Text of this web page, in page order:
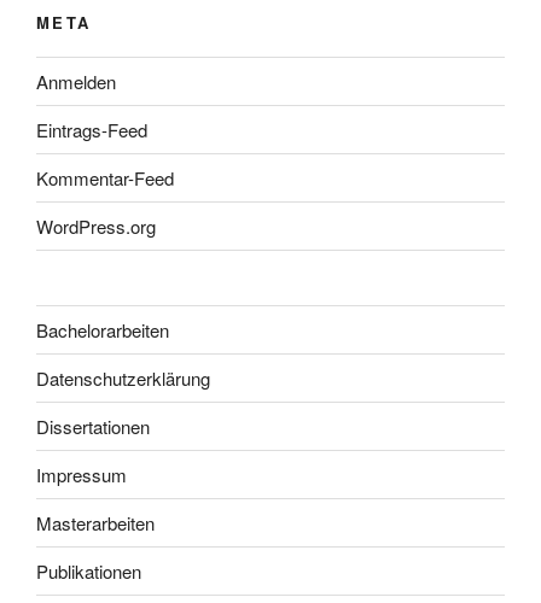
META
Anmelden
Eintrags-Feed
Kommentar-Feed
WordPress.org
Bachelorarbeiten
Datenschutzerklärung
Dissertationen
Impressum
Masterarbeiten
Publikationen